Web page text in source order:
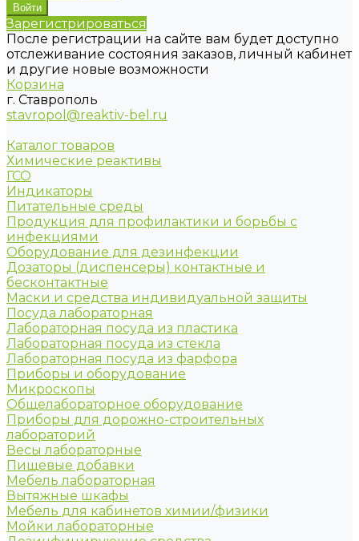
Зарегистрироваться
После регистрации на сайте вам будет доступно
отслеживание состояния заказов, личный кабинет
и другие новые возможности
Корзина
г. Ставрополь
stavropol@reaktiv-bel.ru
Каталог товаров
Химические реактивы
ГСО
Индикаторы
Питательные среды
Продукция для профилактики и борьбы с
инфекциями
Оборудование для дезинфекции
Дозаторы (диспенсеры) контактные и
бесконтактные
Маски и средства индивидуальной защиты
Посуда лабораторная
Лабораторная посуда из пластика
Лабораторная посуда из стекла
Лабораторная посуда из фарфора
Приборы и оборудование
Микроскопы
Общелабораторное оборудование
Приборы для дорожно-строительных
лабораторий
Весы лабораторные
Пищевые добавки
Мебель лабораторная
Вытяжные шкафы
Мебель для кабинетов химии/физики
Мойки лабораторные